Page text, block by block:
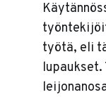
työtä, eli
lupaukset.